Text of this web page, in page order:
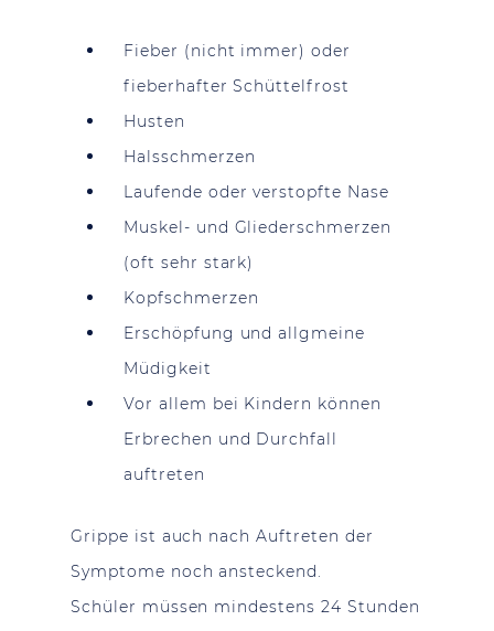
Fieber (nicht immer) oder
fieberhafter Schüttelfrost
Husten
Halsschmerzen
Laufende oder verstopfte Nase
Muskel- und Gliederschmerzen
(oft sehr stark)
Kopfschmerzen
Erschöpfung und allgmeine
Müdigkeit
Vor allem bei Kindern können
Erbrechen und Durchfall
auftreten
Grippe ist auch nach Auftreten der
Symptome noch ansteckend.
Schüler müssen mindestens 24 Stunden